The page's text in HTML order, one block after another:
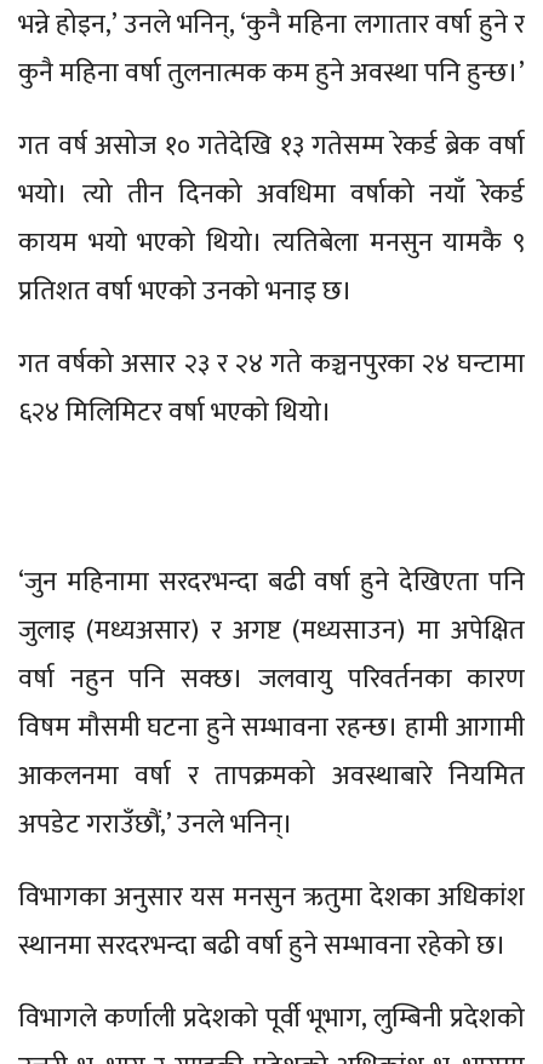
भन्ने होइन,’ उनले भनिन्, ‘कुनै महिना लगातार वर्षा हुने र
कुनै महिना वर्षा तुलनात्मक कम हुने अवस्था पनि हुन्छ।’
गत वर्ष असोज १० गतेदेखि १३ गतेसम्म रेकर्ड ब्रेक वर्षा
भयो। त्यो तीन दिनको अवधिमा वर्षाको नयाँ रेकर्ड
कायम भयो भएको थियो। त्यतिबेला मनसुन यामकै ९
प्रतिशत वर्षा भएको उनको भनाइ छ।
गत वर्षको असार २३ र २४ गते कञ्चनपुरका २४ घन्टामा
६२४ मिलिमिटर वर्षा भएको थियो।
‘जुन महिनामा सरदरभन्दा बढी वर्षा हुने देखिएता पनि
जुलाइ (मध्यअसार) र अगष्ट (मध्यसाउन) मा अपेक्षित
वर्षा नहुन पनि सक्छ। जलवायु परिवर्तनका कारण
विषम मौसमी घटना हुने सम्भावना रहन्छ। हामी आगामी
आकलनमा वर्षा र तापक्रमको अवस्थाबारे नियमित
अपडेट गराउँछौं,’ उनले भनिन्।
विभागका अनुसार यस मनसुन ऋतुमा देशका अधिकांश
स्थानमा सरदरभन्दा बढी वर्षा हुने सम्भावना रहेको छ।
विभागले कर्णाली प्रदेशको पूर्वी भूभाग, लुम्बिनी प्रदेशको